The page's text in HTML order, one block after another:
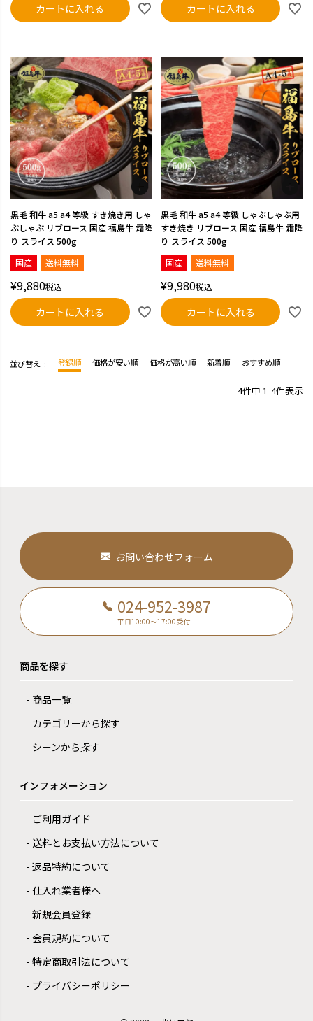
カートに入れる カートに入れる
黒毛 和牛 a5 a4 等級 すき焼き用 しゃ
ぶしゃぶ リブロース 国産 福島牛 霜降
り スライス 500g
国産
送料無料
¥9,880税込
カートに入れる
黒毛 和牛 a5 a4 等級 しゃぶしゃぶ用
すき焼き リブロース 国産 福島牛 霜降
り スライス 500g
国産
送料無料
¥9,980税込
カートに入れる
並び替え 登録順 価格が安い順 価格が高い順 新着順 おすすめ順
4件中 1-4件表示
お問い合わせフォーム
024-952-3987
平日10:00～17:00受付
商品を探す
商品一覧
カテゴリーから探す
シーンから探す
インフォメーション
ご利用ガイド
送料とお支払い方法について
返品特約について
仕入れ業者様へ
新規会員登録
会員規約について
特定商取引法について
プライバシーポリシー